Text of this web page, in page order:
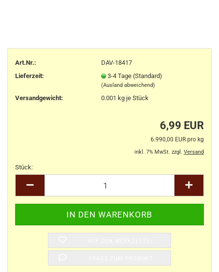
Art.Nr.:
DAV-18417
Lieferzeit:
3-4 Tage (Standard)
(Ausland abweichend)
Versandgewicht: 0.001 kg je Stück
6,99 EUR
6.990,00 EUR pro kg
inkl. 7% MwSt. zzgl. Versand
Stück: